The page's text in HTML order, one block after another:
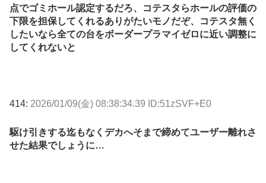
点でゴミホール認定するだろ、コテスタらホールの評価の
下限を担保してくれるありがたいモノだぞ、コテスタ無く
したいなら全ての台をボーダープラマイゼロに近い調整に
してくれないと
414: 2026/01/09(金) 08:38:34.39 ID:51zSVF+E0
駆け引きする迄もなくデカへそまで締めてユーザー離れさ
せた結果でしょうに…